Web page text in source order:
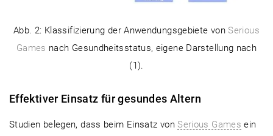
Abb. 2: Klassifizierung der Anwendungsgebiete vonSerious
Games nach Gesundheitsstatus, eigene Darstellung nach
(1).
Effektiver Einsatz für gesundes Altern
Studien belegen, dass beim Einsatz vonSerious Games ein